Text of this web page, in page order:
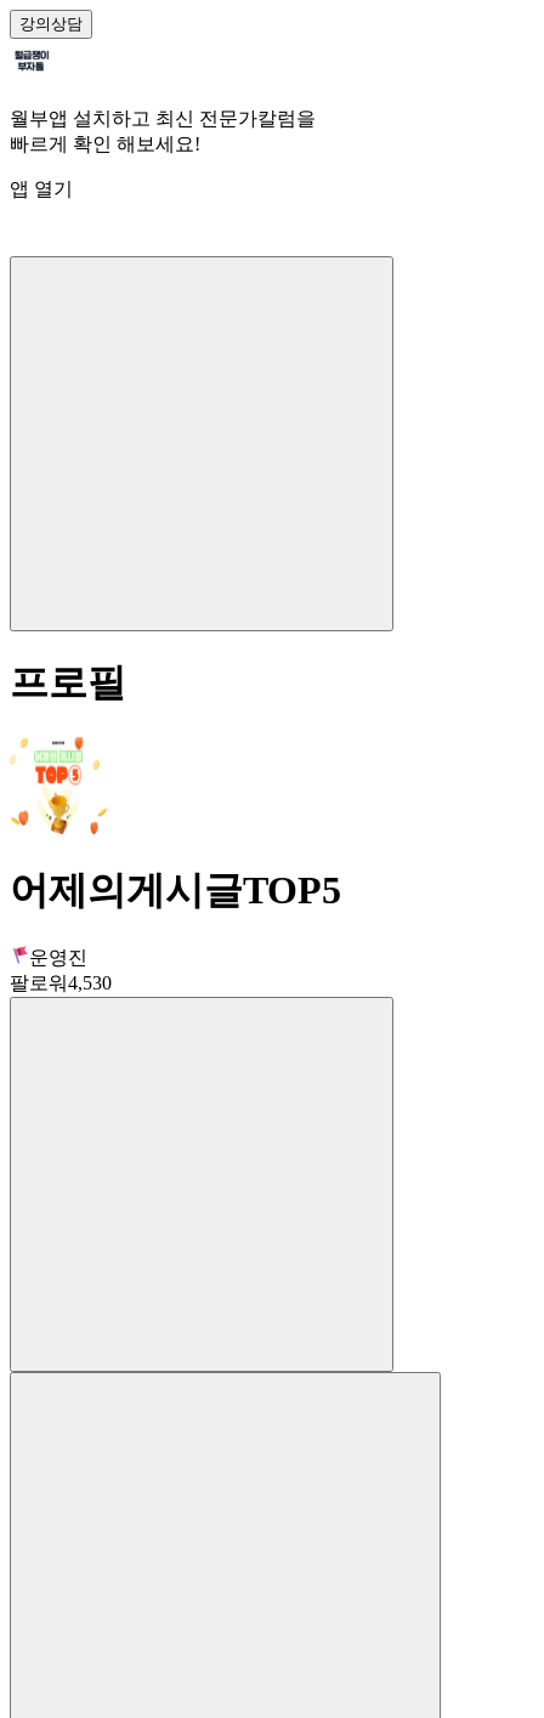
강의상담
월부앱 설치하고 최신 전문가칼럼을
빠르게 확인 해보세요!
앱 열기
프로필
어제의게시글TOP5
운영진
팔로워4,530